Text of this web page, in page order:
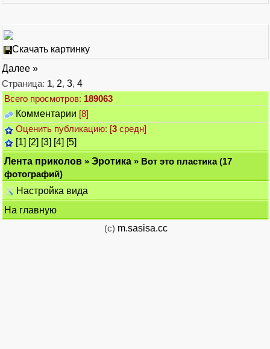
Скачать картинку
Далее »
Страница: 1, 2, 3, 4
Всего просмотров: 189063
Комментарии [8]
Оценить публикацию: [3 средн]
[1] [2] [3] [4] [5]
Лента приколов » Эротика » Вот это пластика (17
фотографий)
Настройка вида
На главную
(c) m.sasisa.cc